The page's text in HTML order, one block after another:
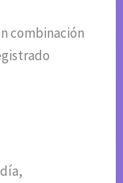
combinación